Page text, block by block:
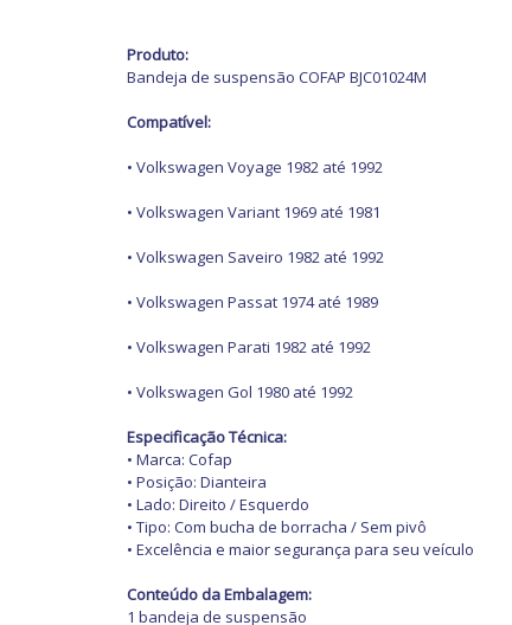
Produto:
Bandeja de suspensão COFAP BJC01024M
Compatível:
• Volkswagen Voyage 1982 até 1992
• Volkswagen Variant 1969 até 1981
• Volkswagen Saveiro 1982 até 1992
• Volkswagen Passat 1974 até 1989
• Volkswagen Parati 1982 até 1992
• Volkswagen Gol 1980 até 1992
Especificação Técnica:
• Marca: Cofap
• Posição: Dianteira
• Lado: Direito / Esquerdo
• Tipo: Com bucha de borracha / Sem pivô
• Excelência e maior segurança para seu veículo
Conteúdo da Embalagem:
1 bandeja de suspensão